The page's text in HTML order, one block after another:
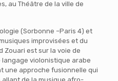
au Théâtre de la ville de
(Sorbonne –Paris 4) et
improvisées et du
Zouari est sur la voie de
violonistique arabe
une approche fusionnelle qui